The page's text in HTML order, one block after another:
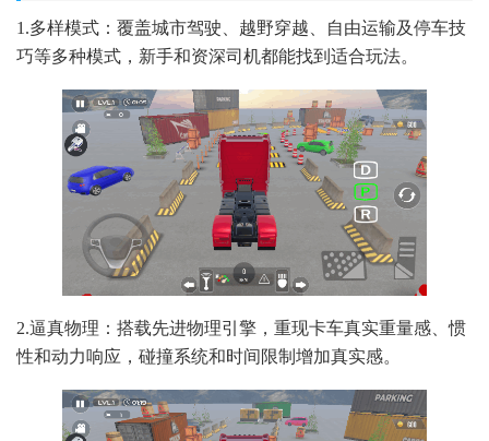
1.多样模式：覆盖城市驾驶、越野穿越、自由运输及停车技
巧等多种模式，新手和资深司机都能找到适合玩法。
2.逼真物理：搭载先进物理引擎，重现卡车真实重量感、惯
性和动力响应，碰撞系统和时间限制增加真实感。